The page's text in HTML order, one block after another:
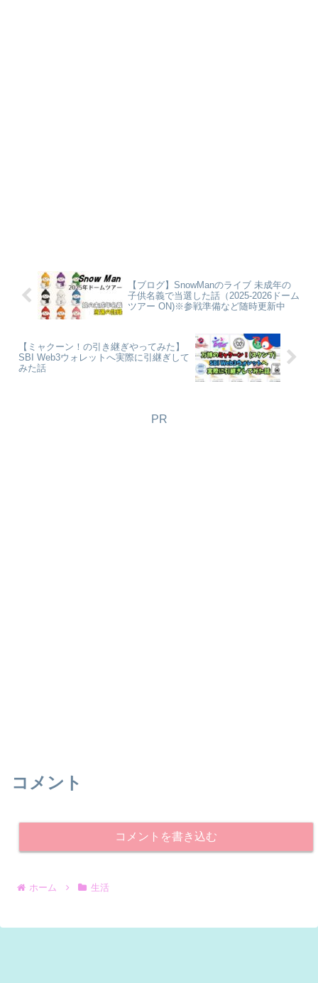
【ブログ】SnowManのライブ 未成年の
子供名義で当選した話（2025-2026ドーム
ツアー ON)※参戦準備など随時更新中
【ミャクーン！の引き継ぎやってみた】
SBI Web3ウォレットへ実際に引継ぎして
みた話
PR
コメント
コメントを書き込む
ホーム 生活